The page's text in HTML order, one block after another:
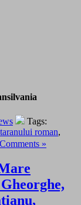
Tags:
roman,
»